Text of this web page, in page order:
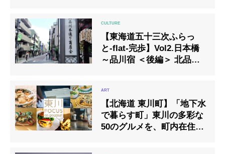
【東海道五十三次ふらっ
と-flat-完歩】Vol2.日本橋
～品川宿 ＜後編＞ 北品川
【北海道 東川町】「地下水
で暮らす町」東川の多彩な
50のグルメを、町内在住の